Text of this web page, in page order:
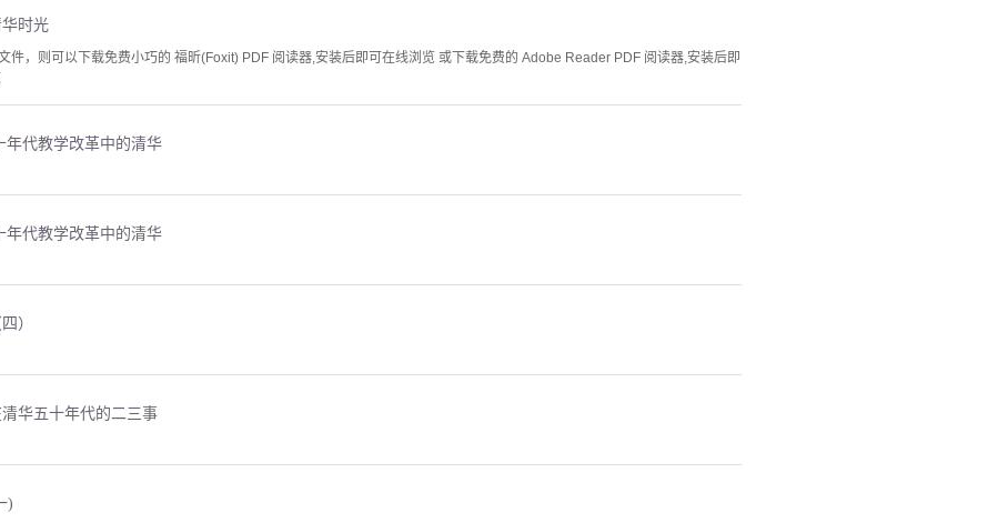
时光
件，则可以下载免费小巧的 福昕(Foxit) PDF 阅读器,安装后即可在线浏览 或下载免费的 Adobe Reader PDF 阅读器,安装后即
年代教学改革中的清华
年代教学改革中的清华
）
华五十年代的二三事
)